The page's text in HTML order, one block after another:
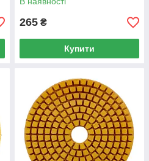
265 ₴
Купити